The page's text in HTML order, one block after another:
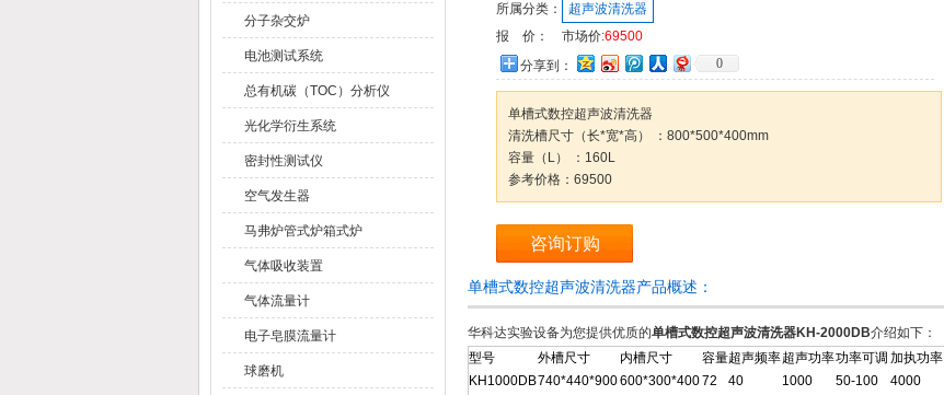
分子杂交炉
电池测试系统
总有机碳（TOC）分析仪
光化学衍生系统
密封性测试仪
空气发生器
马弗炉管式炉箱式炉
气体吸收装置
气体流量计
电子皂膜流量计
球磨机
所属分类：
超声波清洗器
报 价：
市场价:69500
分享到：
0
单槽式数控超声波清洗器
清洗槽尺寸（长*宽*高） ：800*500*400mm
容量（L） ：160L
参考价格：69500
咨询订购
单槽式数控超声波清洗器产品概述：
华科达实验设备为您提供优质的单槽式数控超声波清洗器KH-2000DB介绍如下：
型号
外槽尺寸 内槽尺寸 容量超声频率超声功率功率可调 加执功率
KH1000DB740*440*900600*300*40072 40 1000 50-100 4000